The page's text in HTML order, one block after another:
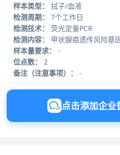
样本类型：
拭子/血液
检测周期：
7个工作日
检测技术：
荧光定量PCR
检测内容：
甲状腺癌遗传风险基
样本量要求：
-
位点数：
2
备注（注意事项）：
-
点击添加企